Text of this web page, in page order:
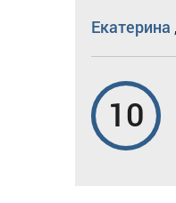
Екатерина ,
10